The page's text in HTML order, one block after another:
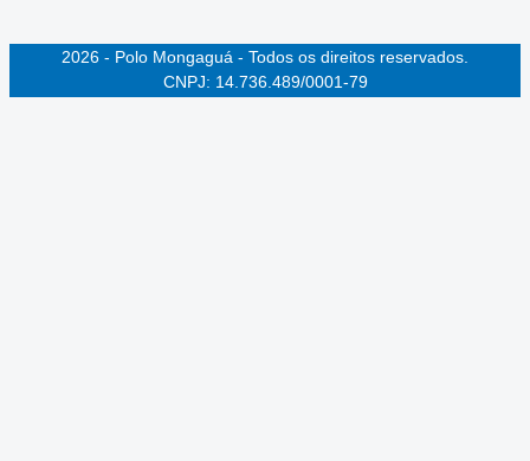
2026 - Polo Mongaguá - Todos os direitos reservados.
CNPJ: 14.736.489/0001-79